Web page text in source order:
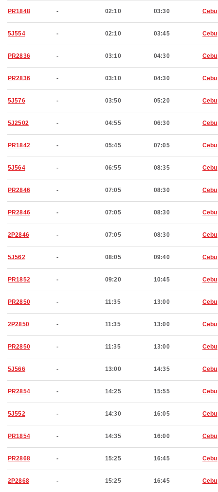
PR1848 - 02:10 03:30 Cebu
5J554 - 02:10 03:45 Cebu
PR2836 - 03:10 04:30 Cebu
PR2836 - 03:10 04:30 Cebu
5J576 - 03:50 05:20 Cebu
5J2502 - 04:55 06:30 Cebu
PR1842 - 05:45 07:05 Cebu
5J564 - 06:55 08:35 Cebu
PR2846 - 07:05 08:30 Cebu
PR2846 - 07:05 08:30 Cebu
2P2846 - 07:05 08:30 Cebu
5J562 - 08:05 09:40 Cebu
PR1852 - 09:20 10:45 Cebu
PR2850 - 11:35 13:00 Cebu
2P2850 - 11:35 13:00 Cebu
PR2850 - 11:35 13:00 Cebu
5J566 - 13:00 14:35 Cebu
PR2854 - 14:25 15:55 Cebu
5J552 - 14:30 16:05 Cebu
PR1854 - 14:35 16:00 Cebu
PR2868 - 15:25 16:45 Cebu
2P2868 - 15:25 16:45 Cebu